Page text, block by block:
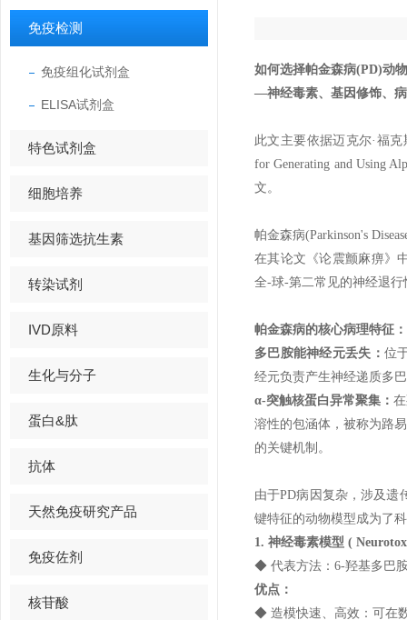
免疫检测
免疫组化试剂盒
ELISA试剂盒
特色试剂盒
细胞培养
基因筛选抗生素
转染试剂
IVD原料
生化与分子
蛋白&肽
抗体
天然免疫研究产品
免疫佐剂
核苷酸
如何选择帕金森病(PD)动
—神经毒素、基因修饰、
此文主要依据迈克尔·福克
for Generating and Using
文。
帕金森病(Parkinson's
在其论文《论震颤麻痹》
全-球-第二常见的神经退
帕金森病的核心病理特征：
多巴胺能神经元丢失： 位
经元负责产生神经递质多
α-突触核蛋白异常聚集：
溶性的包涵体，被称为路
的关键机制。
由于PD病因复杂，涉及遗
键特征的动物模型成为了
1. 神经毒素模型 (
◆ 代表方法：6-羟基多巴
优点：
◆ 造模快速、高效：可在